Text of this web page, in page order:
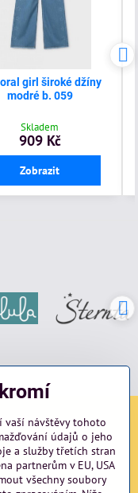
girl široké džíny
modré b. 059
Skladem
909 Kč
Zobrazit
vaší návštěvy tohoto
údajů o jeho
a služby třetích stran
partnerům v EU, USA
všechny soubory